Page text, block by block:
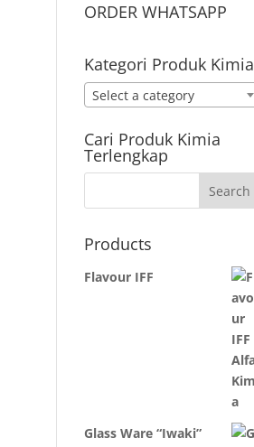
ORDER WHATSAPP
Kategori Produk Kimia
Select a category
Cari Produk Kimia
Terlengkap
Products
Flavour IFF
Glass Ware “Iwaki”